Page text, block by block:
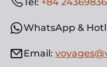
WhatsApp &
Email: